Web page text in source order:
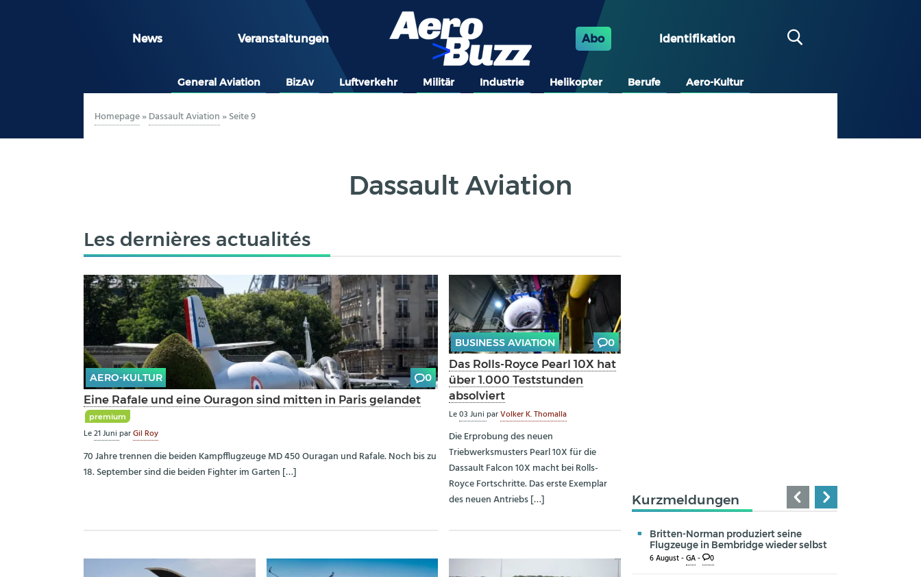
News Veranstaltungen Abo Identifikation
General Aviation BizAv Luftverkehr Militär Industrie Helikopter Berufe Aero-Kultur
Homepage»Dassault Aviation »Seite 9
Dassault Aviation
Les dernières actualités
AERO-KULTUR 0
Eine Rafale und eine Ouragon sind mitten in Paris gelandet
premium
Le21 Juni parGil Roy
70 Jahre trennen die beiden Kampfflugzeuge MD 450 Ouragan und Rafale. Noch bis zu
18. September sind die beiden Fighter im Garten […]
BUSINESS AVIATION 0
Das Rolls-Royce Pearl 10X hat
über 1.000 Teststunden
absolviert
Le03 JuniparVolker K. Thomalla
Die Erprobung des neuen
Triebwerksmusters Pearl 10X für die
Dassault Falcon 10X macht bei Rolls-
Royce Fortschritte. Das erste Exemplar
des neuen Antriebs […]
Kurzmeldungen
Britten-Norman produziert seine
Flugzeuge in Bembridge wieder selbst
6 August -GA- 0